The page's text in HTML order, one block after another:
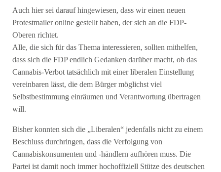
Auch hier sei darauf hingewiesen, dass wir einen neuen
Protestmailer online gestellt haben, der sich an die FDP-
Oberen richtet.
Alle, die sich für das Thema interessieren, sollten mithelfen,
dass sich die FDP endlich Gedanken darüber macht, ob das
Cannabis-Verbot tatsächlich mit einer liberalen Einstellung
vereinbaren lässt, die dem Bürger möglichst viel
Selbstbestimmung einräumen und Verantwortung übertragen
will.
Bisher konnten sich die „Liberalen“ jedenfalls nicht zu einem
Beschluss durchringen, dass die Verfolgung von
Cannabiskonsumenten und -händlern aufhören muss. Die
Partei ist damit noch immer hochoffiziell Stütze des deutschen